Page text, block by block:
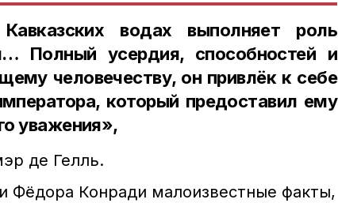
водах выполняет роль
Полный усердия, способностей и
человечеству, он привлёк к себе
который предоставил ему
уважения»,
де Гелль.
Фёдора Конради малоизвестные факты,